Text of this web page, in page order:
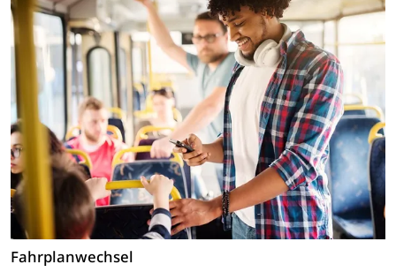
Fahrplanwechsel